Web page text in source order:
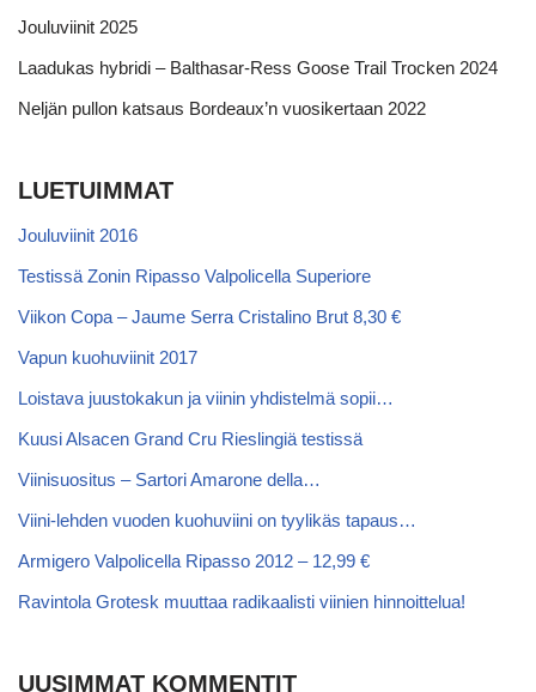
Jouluviinit 2025
Laadukas hybridi – Balthasar-Ress Goose Trail Trocken 2024
Neljän pullon katsaus Bordeaux’n vuosikertaan 2022
LUETUIMMAT
Jouluviinit 2016
Testissä Zonin Ripasso Valpolicella Superiore
Viikon Copa – Jaume Serra Cristalino Brut 8,30 €
Vapun kuohuviinit 2017
Loistava juustokakun ja viinin yhdistelmä sopii…
Kuusi Alsacen Grand Cru Rieslingiä testissä
Viinisuositus – Sartori Amarone della…
Viini-lehden vuoden kuohuviini on tyylikäs tapaus…
Armigero Valpolicella Ripasso 2012 – 12,99 €
Ravintola Grotesk muuttaa radikaalisti viinien hinnoittelua!
UUSIMMAT KOMMENTIT